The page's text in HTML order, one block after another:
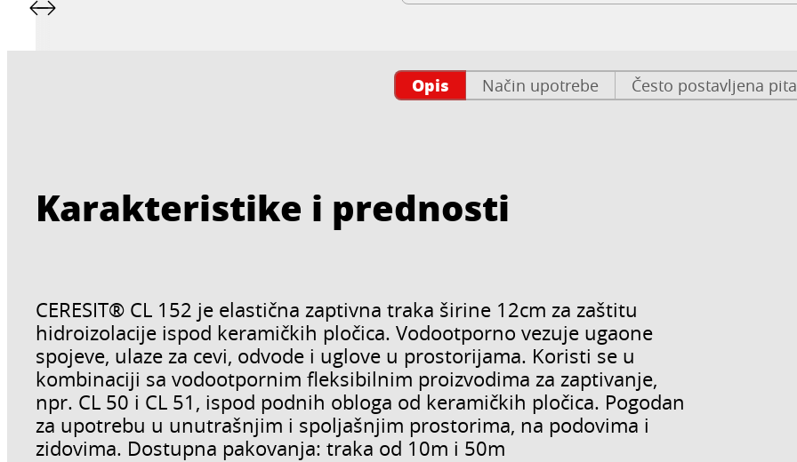
Opis Način upotrebe Često postavljena
Karakteristike i prednosti
CERESIT® CL 152 je elastična zaptivna traka širine 12cm za zaštitu
hidroizolacije ispod keramičkih pločica. Vodootporno vezuje ugaone
spojeve, ulaze za cevi, odvode i uglove u prostorijama. Koristi se u
kombinaciji sa vodootpornim fleksibilnim proizvodima za zaptivanje,
npr. CL 50 i CL 51, ispod podnih obloga od keramičkih pločica. Pogodan
za upotrebu u unutrašnjim i spoljašnjim prostorima, na podovima i
zidovima. Dostupna pakovanja: traka od 10m i 50m